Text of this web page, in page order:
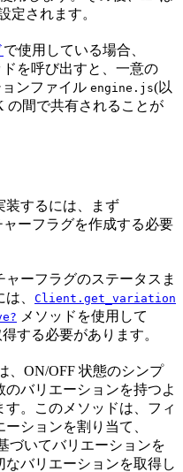
定されます。
で使用している場合、
ドを呼び出すと、一意の
ンファイル engine.js(以
の間で共有されることが
装するには、まず
ャーフラグを作成する必要
ーフラグのステータスま
、 Client.get_variation
メソッドを使用して
する必要があります。
、ON/OFF 状態のシンプ
バリエーションを持つよ
。このメソッドは、フィ
ションを割り当て、
づいてバリエーションを
バリエーションを取得し